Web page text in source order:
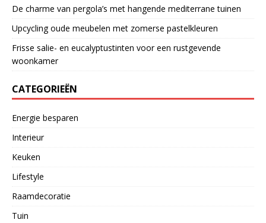
De charme van pergola’s met hangende mediterrane tuinen
Upcycling oude meubelen met zomerse pastelkleuren
Frisse salie- en eucalyptustinten voor een rustgevende
woonkamer
CATEGORIEËN
Energie besparen
Interieur
Keuken
Lifestyle
Raamdecoratie
Tuin